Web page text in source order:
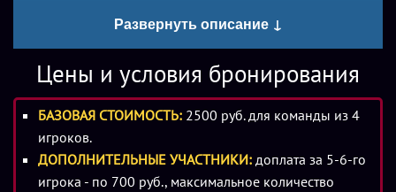
перегонным кубам и чугунным чанам, но дело одинокого
убийцы, создателя бесподобных ароматов, как оказалось,
вскоре предстоит превратиться даже не в лабораторных
кроликов, а в материал, служащий основой для
генерации новых эксклюзивных духов, предстоит
испытать и, если повезет, пережить, команде игроков,
рискнувших пройти квест «Парфюмер».
Развернуть описание ↓
Цены и условия бронирования
БАЗОВАЯ СТОИМОСТЬ: 2500 руб. для команды из 4
игроков.
ДОПОЛНИТЕЛЬНЫЕ УЧАСТНИКИ: доплата за 5-6-го
игрока - по 700 руб., максимальное количество